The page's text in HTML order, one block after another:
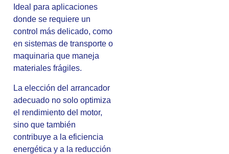
Ideal para aplicaciones
donde se requiere un
control más delicado, como
en sistemas de transporte o
maquinaria que maneja
materiales frágiles.
La elección del arrancador
adecuado no solo optimiza
el rendimiento del motor,
sino que también
contribuye a la eficiencia
energética y a la reducción